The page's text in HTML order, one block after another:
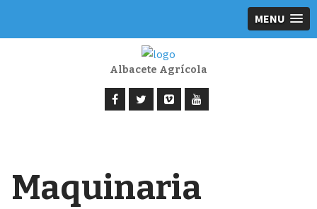
MENU
Albacete Agrícola
Maquinaria